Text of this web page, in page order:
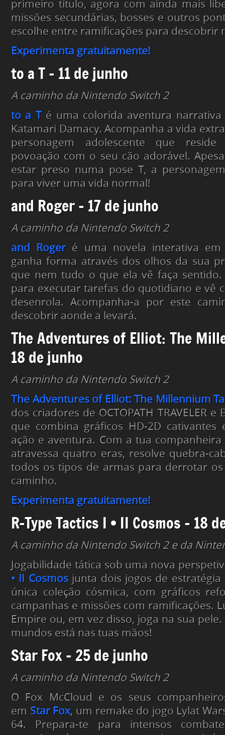
primeiro título, agora com ainda mais
missões secundárias, bosses e outros
escolhe entre ramificações para descobrir
Experimenta gratuitamente!
to a T – 11 de junho
A caminho da Nintendo Switch 2
to a Té uma colorida aventura narrativa
Katamari Damacy. Acompanha a vida
personagem adolescente que
povoação com o seu cão adorável.
estar preso numa pose T, a
para viver uma vida normal!
and Roger – 17 de junho
A caminho da Nintendo Switch 2
and Rogeré uma novela interativa em
ganha forma através dos olhos da sua
que nem tudo o que ela vê faça
para executar tarefas do quotidiano e vê
desenrola. Acompanha-a por este
descobrir aonde a levará.
The Adventures of Elliot: The
18 de junho
A caminho da Nintendo Switch 2
The Adventures of Elliot: The Millennium
dos criadores de OCTOPATH TRAVELER e
que combina gráficos HD-2D cativantes
ação e aventura. Com a tua
atravessa quatro eras, resolve quebra-
todos os tipos de armas para derrotar
caminho.
Experimenta gratuitamente!
R-Type Tactics I • II Cosmos – 18
A caminho da Nintendo Switch 2 e da
Jogabilidade tática sob uma nova
• II Cosmosjunta dois jogos de
única coleção cósmica, com gráficos
campanhas e missões com ramificações.
Empire ou, em vez disso, joga na sua
mundos está nas tuas mãos!
Star Fox – 25 de junho
A caminho da Nintendo Switch 2
O Fox McCloud e os seus
em Star Fox, um remake do jogo Lylat
64. Prepara-te para intensos